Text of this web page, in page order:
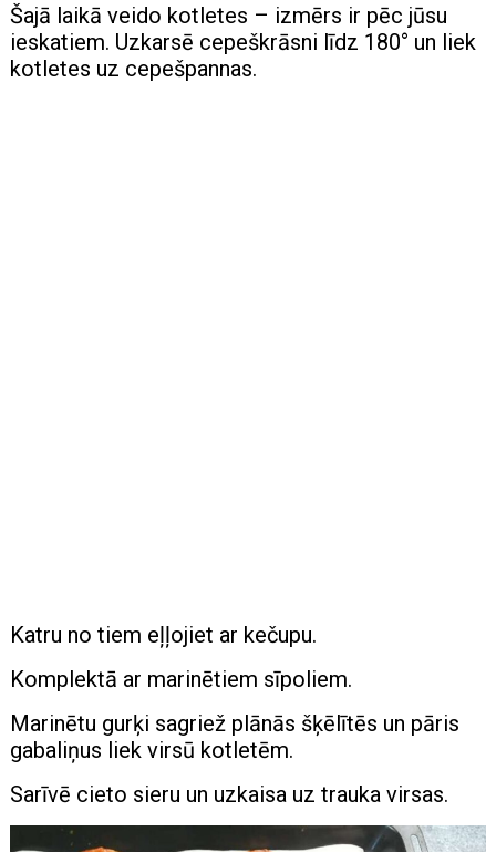
Šajā laikā veido kotletes – izmērs ir pēc jūsu
ieskatiem. Uzkarsē cepeškrāsni līdz 180° un liek
kotletes uz cepešpannas.
Katru no tiem eļļojiet ar kečupu.
Komplektā ar marinētiem sīpoliem.
Marinētu gurķi sagriež plānās šķēlītēs un pāris
gabaliņus liek virsū kotletēm.
Sarīvē cieto sieru un uzkaisa uz trauka virsas.